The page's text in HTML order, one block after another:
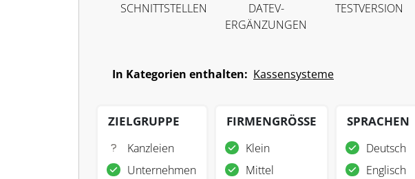
SCHNITTSTELLEN
DATEV-
ERGÄNZUNGEN
TESTVERSION
In Kategorien enthalten: Kassensysteme
ZIELGRUPPE
Kanzleien
Unternehmen
FIRMENGRÖSSE
Klein
Mittel
SPRACHEN
Deutsch
Englisch